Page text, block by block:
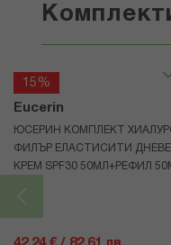
15%
Eucerin
ЮСЕРИН КОМПЛЕКТ
ФИЛЪР ЕЛАСТИСИТИ
КРЕМ SPF30 50МЛ+РЕФИЛ